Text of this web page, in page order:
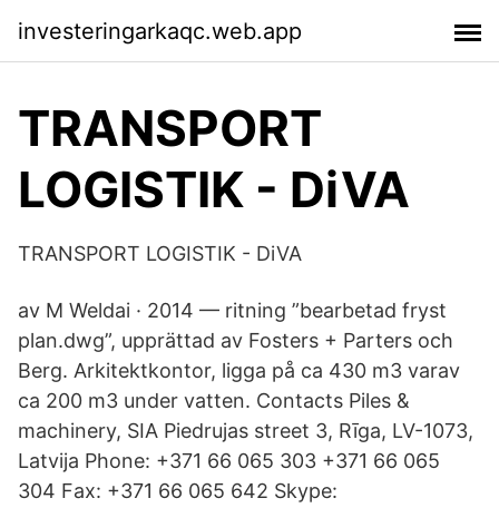
investeringarkaqc.web.app
TRANSPORT
LOGISTIK - DiVA
TRANSPORT LOGISTIK - DiVA
av M Weldai · 2014 — ritning ”bearbetad fryst
plan.dwg”, upprättad av Fosters + Parters och
Berg. Arkitektkontor, ligga på ca 430 m3 varav
ca 200 m3 under vatten. Contacts Piles &
machinery, SIA Piedrujas street 3, Rīga, LV-1073,
Latvija Phone: +371 66 065 303 +371 66 065
304 Fax: +371 66 065 642 Skype: